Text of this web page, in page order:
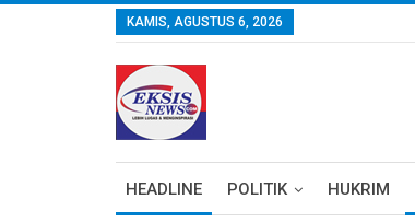
KAMIS, AGUSTUS 6, 2026
HEADLINE POLITIK HUKRIM